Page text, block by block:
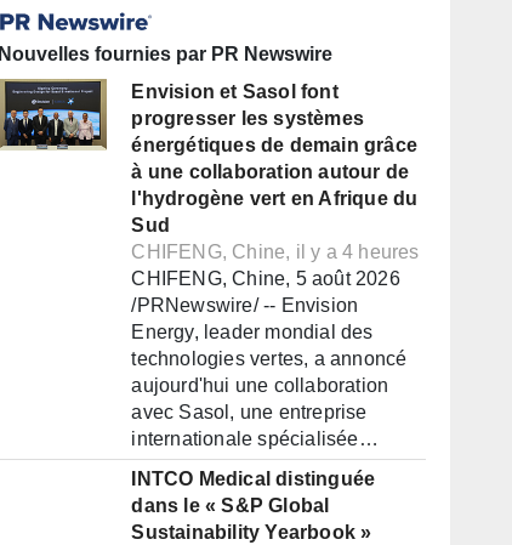
Nouvelles fournies par PR Newswire
Envision et Sasol font
progresser les systèmes
énergétiques de demain grâce
à une collaboration autour de
l'hydrogène vert en Afrique du
Sud
CHIFENG, Chine, il y a 4 heures
CHIFENG, Chine, 5 août 2026
/PRNewswire/ -- Envision
Energy, leader mondial des
technologies vertes, a annoncé
aujourd'hui une collaboration
avec Sasol, une entreprise
internationale spécialisée…
INTCO Medical distinguée
dans le « S&P Global
Sustainability Yearbook »